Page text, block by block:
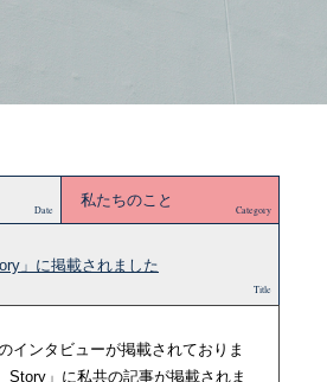
Date
私たちのこと
Category
」に掲載されました
Title
インタビューが掲載されておりま
」に私共の記事が掲載されま